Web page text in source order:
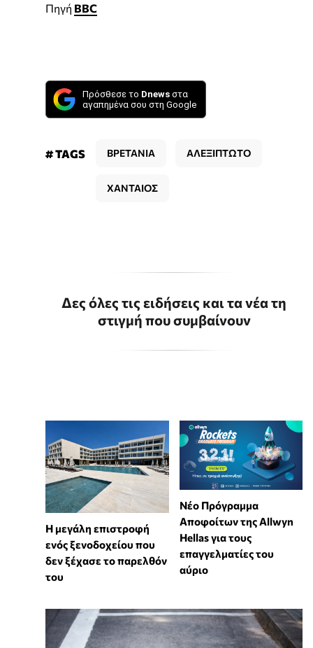
Πηγή BBC
Πρόσθεσε το Dnews στα
αγαπημένα σου στη Google
# TAGS ΒΡΕΤΑΝΙΑ ΑΛΕΞΙΠΤΩΤΟ
ΧΑΝΤΑΙΟΣ
Δες όλες τις ειδήσεις και τα νέα τη
στιγμή που συμβαίνουν
Η μεγάλη επιστροφή
ενός ξενοδοχείου που
δεν ξέχασε το παρελθόν
του
Νέο Πρόγραμμα
Αποφοίτων της Allwyn
Hellas για τους
επαγγελματίες του
αύριο